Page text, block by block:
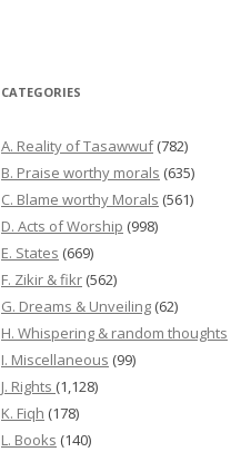
CATEGORIES
A. Reality of Tasawwuf(782)
B. Praise worthy morals (635)
C. Blame worthy Morals (561)
D. Acts of Worship (998)
E. States (669)
F. Zikir & fikr (562)
G. Dreams & Unveiling (62)
H. Whispering & random thoughts
I. Miscellaneous (99)
J. Rights (1,128)
K. Fiqh (178)
L. Books (140)